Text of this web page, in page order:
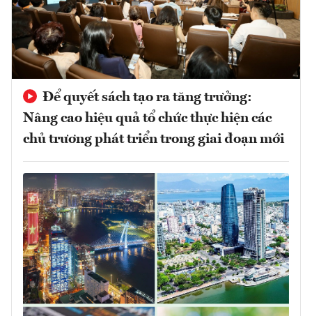
Để quyết sách tạo ra tăng trưởng:
Nâng cao hiệu quả tổ chức thực hiện các
chủ trương phát triển trong giai đoạn mới